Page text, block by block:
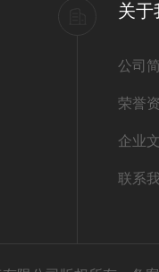
关于
公司
荣誉
企业
联系